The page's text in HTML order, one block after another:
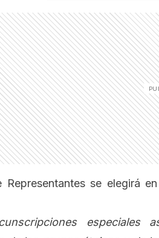
Representantes se elegirá
especiales